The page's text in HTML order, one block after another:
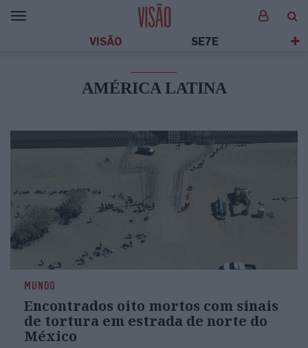
VISÃO SE7E
AMÉRICA LATINA
MUNDO
Encontrados oito mortos com sinais
de tortura em estrada de norte do
México